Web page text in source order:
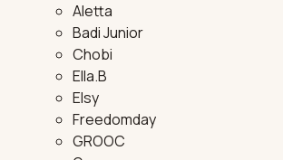
Aletta
Badi Junior
Chobi
Ella.B
Elsy
Freedomday
GROOC